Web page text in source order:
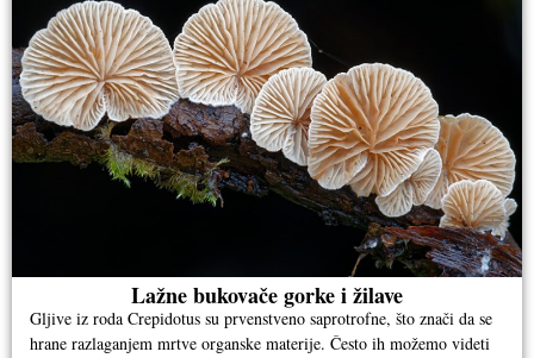
Lažne bukovače gorke i žilave
Gljive iz roda Crepidotus su prvenstveno saprotrofne, što znači da se
hrane razlaganjem mrtve organske materije. Često ih možemo videti